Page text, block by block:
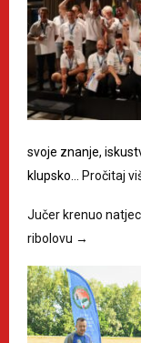
svoje znanje,
klupsko…
Pročitaj
Jučer krenuo
ribolovu →